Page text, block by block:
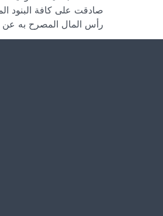
رأس المال المصرح به